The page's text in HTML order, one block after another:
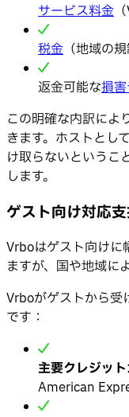
サービス料金
税金 （地域の
返金可能な損
この明確な内訳によ
きます。ホストとし
け取らないというこ
します。
ゲスト向け対応
Vrboはゲスト向けに
ますが、国や地域に
Vrboがゲストから受
です：
主要クレジッ
American